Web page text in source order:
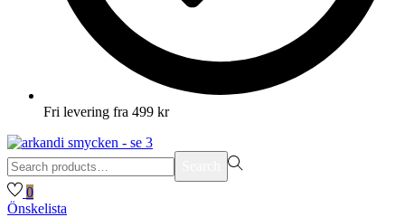
Fri levering fra 499 kr
Search
for:>
0
Önskelista